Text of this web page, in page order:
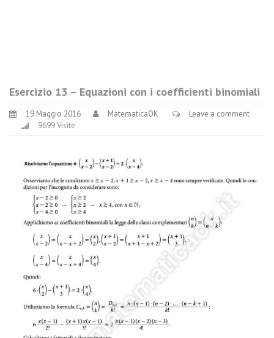
Esercizio 13 – Equazioni con i coefficienti binomiali
19 Maggio 2016 MatematicaOK
Leave a comment
9699 Visite